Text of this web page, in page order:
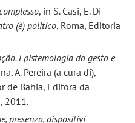
, in S. Casi, E. Di
(è) politico, Roma, Editoria
Epistemologia do gesto e
A. Pereira (a cura di),
de Bahia, Editora da
2011.
presenza, dispositivi